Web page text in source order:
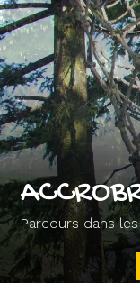
Parcours dans